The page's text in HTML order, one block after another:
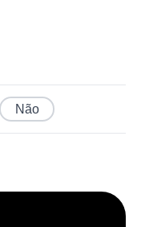
Não